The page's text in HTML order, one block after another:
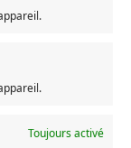
Toujours activé
Français
de tous les